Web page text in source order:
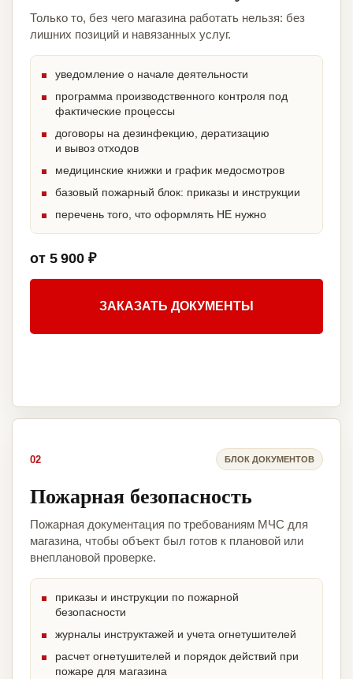
Только то, без чего магазина работать нельзя: без
лишних позиций и навязанных услуг.
уведомление о начале деятельности
программа производственного контроля под
фактические процессы
договоры на дезинфекцию, дератизацию
и вывоз отходов
медицинские книжки и график медосмотров
базовый пожарный блок: приказы и инструкции
перечень того, что оформлять НЕ нужно
от 5 900 ₽
ЗАКАЗАТЬ ДОКУМЕНТЫ
02 БЛОК ДОКУМЕНТОВ
Пожарная безопасность
Пожарная документация по требованиям МЧС для
магазина, чтобы объект был готов к плановой или
внеплановой проверке.
приказы и инструкции по пожарной
безопасности
журналы инструктажей и учета огнетушителей
расчет огнетушителей и порядок действий при
пожаре для магазина